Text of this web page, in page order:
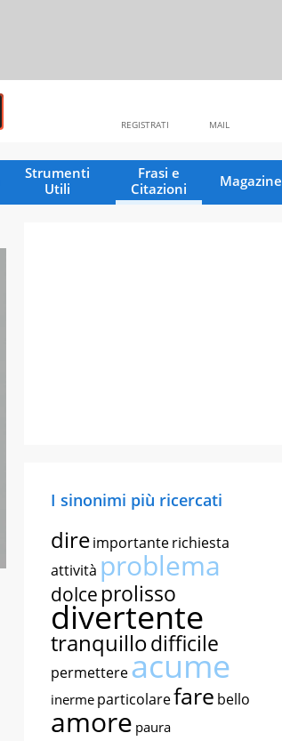
MAIL
REGISTRATI
Strumenti
Utili
Frasi e
Citazioni
Magazine
I sinonimi più ricercati
direimportanterichiesta
attività problema
dolce prolisso
divertente
tranquillodifficile
permettereacume
inerme particolarefare bello
amore paura